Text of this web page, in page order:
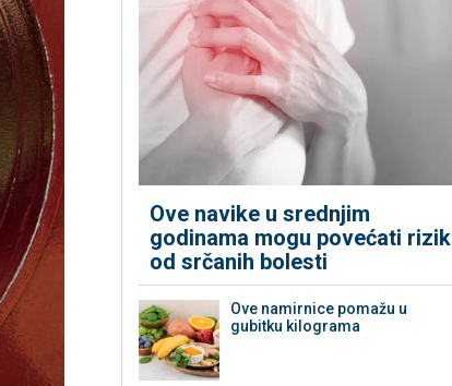
Ove navike u srednjim
godinama mogu povećati rizik
od srčanih bolesti
Ove namirnice pomažu u
gubitku kilograma